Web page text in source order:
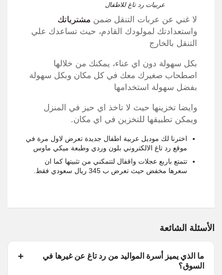
عربيات رد تاغ للاطفال
لا غني عن عربات التنقل ضمن مشترياتك
واستعدادتك لمولودك القادم، حيث تساعدك علي
التنقل بالخارج
بكل سهولة دون اي عناء، يمكنك من خلالها
اصطحاب صغيرك معك في كل مكان وبكل سهولة
بفضل سهولة استخدامها
وايضا تخزينها حيث لا تاخذ اي حيز في المنزل
ويمكن تطبيقها للتخزين في اي مكان.
اخترنا لك موديل عربية اطفال جديدة تعرض لاول مرة في
موقع رد تاغ الالكتروني بلون وردي وطبعة ميكي ماوس
تتمتع باربع عجلات واقفال لتتمكني من تثبيتها كما ان
سعرها مخفض حيث تعرض ب 345 ريال سعودي فقط.
الأسئلة الشائعة
ما الذي يميز أسرة المواليد من رد تاغ عن غيرها في
السوق؟